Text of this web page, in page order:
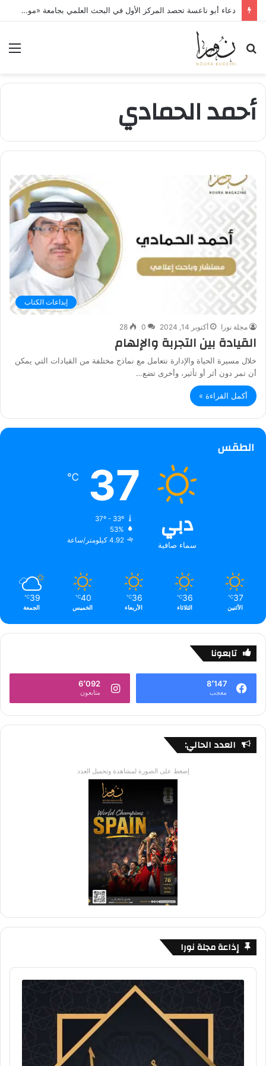
دعاء أبو ناعسة تحصد المركز الأول في البحث العلمي بجامعة «مونستر» الألمانية
بحث
عن
أحمد الحمادي
إبداعات الكتاب
مجلة نورا أكتوبر 14, 2024 0
28
القيادة بين التجربة والإلهام
خلال مسيرة الحياة والإدارة نتعامل مع نماذج مختلفة من القيادات التي يمكن
أن تمر دون أثر أو تأثير، وأخرى تضع…
أكمل القراءة »
الطقس
دبي
سماء صافية
37
℃
37º - 33º
53%
4.92 كيلومتر/ساعة
37
℃
الأثنين
36
℃
الثلاثاء
36
℃
الأربعاء
40
℃
الخميس
39
℃
الجمعة
تابعونا
8٬147
معجب
6٬092
متابعون
العدد الحالي:
إضغط على الصورة لمشاهدة وتحميل العدد
إذاعة مجلة نورا
Audio
Player